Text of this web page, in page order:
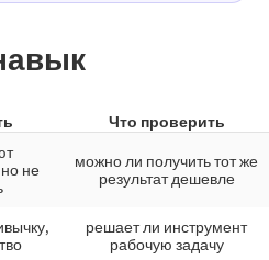
Что проверить
не
можно ли получить тот же
результат дешевле
решает ли инструмент
рабочую задачу